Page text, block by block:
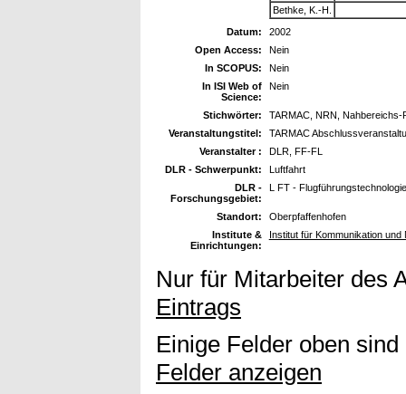
Bethke, K.-H.
Datum:
2002
Open Access:
Nein
In SCOPUS:
Nein
In ISI Web of
Science:
Nein
Stichwörter:
TARMAC, NRN, Nahbereichs-
Veranstaltungstitel:
TARMAC
Veranstalter :
DLR, FF-FL
DLR - Schwerpunkt:
Luftfahrt
DLR -
Forschungsgebiet:
L FT -
Standort:
Oberpfaffenhofen
Institute &
Einrichtungen:
Institut für Kommunikation und
Nur für Mitarbeiter des
Eintrags
Einige Felder oben
Felder anzeigen